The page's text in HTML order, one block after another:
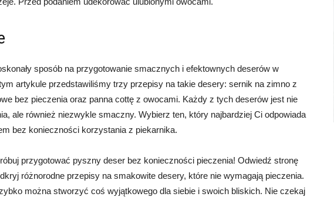
sposób na przygotowanie smacznych i efektownych deserów w
artykule przedstawiliśmy trzy przepisy na takie desery: sernik na zimno z
bez pieczenia oraz panna cottę z owocami. Każdy z tych deserów jest nie
ale również niezwykle smaczny. Wybierz ten, który najbardziej Ci odpowiada
bez konieczności korzystania z piekarnika.
przygotować pyszny deser bez konieczności pieczenia! Odwiedź stronę
różnorodne przepisy na smakowite desery, które nie wymagają pieczenia.
można stworzyć coś wyjątkowego dla siebie i swoich bliskich. Nie czekaj